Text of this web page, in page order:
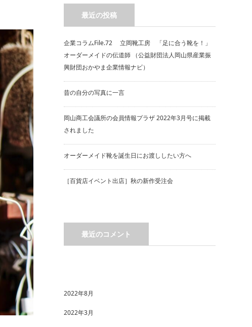
最近の投稿
企業コラムFile.72 立岡靴工房 「足に合う靴を！」
オーダーメイドの伝道師 （公益財団法人岡山県産業振
興財団おかやま企業情報ナビ）
昔の自分の写真に一言
岡山商工会議所の会員情報プラザ 2022年3月号に掲載
されました
オーダーメイド靴を誕生日にお渡ししたい方へ
［百貨店イベント出店］秋の新作受注会
最近のコメント
2022年8月
2022年3月